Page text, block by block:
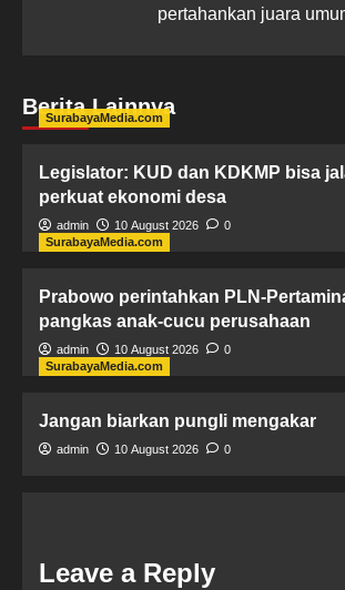
pertahankan juara
Berita Lainnya
SurabayaMedia.com
Legislator: KUD dan KDKMP bisa
perkuat ekonomi desa
admin 10 August 2026
0
SurabayaMedia.com
Prabowo perintahkan PLN-
pangkas anak-cucu perusahaan
admin 10 August 2026
0
SurabayaMedia.com
Jangan biarkan pungli mengakar
admin 10 August 2026 0
Leave a Reply